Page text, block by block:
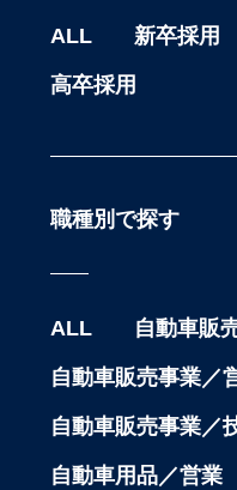
ALL 新卒採用
高卒採用
職種別で探す
ALL 自動車販
自動車販売事業／
自動車販売事業／
自動車用品／営業